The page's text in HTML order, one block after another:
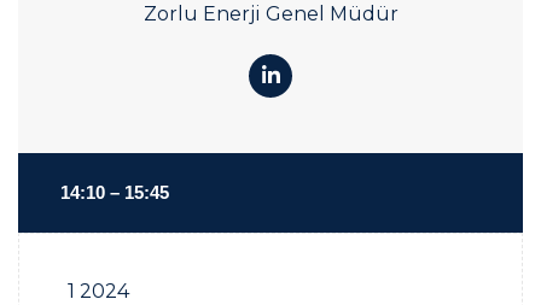
Zorlu Enerji Genel Müdür
14:10 – 15:45
1 2024